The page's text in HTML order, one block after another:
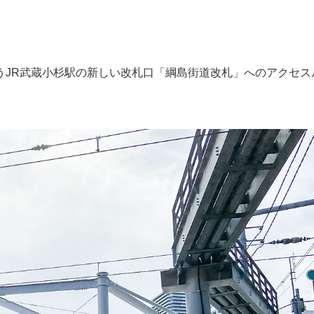
武蔵小杉駅の新しい改札口「綱島街道改札」へのアクセス